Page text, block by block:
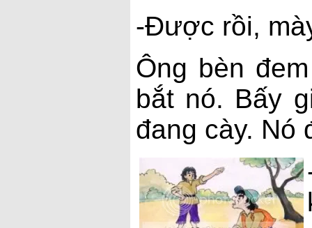
-Được rồi,
Ông bèn
bắt nó. Bấy
đang cày. Nó